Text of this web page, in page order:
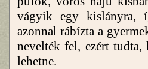
vágyik egy kislányra,
azonnal rábízta a
nevelték fel, ezért
lehetne.